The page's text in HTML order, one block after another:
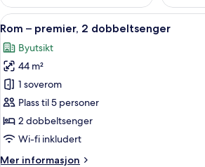
Åpne
alle
bildene
av
Rom
–
premier,
2
Sengetøy
4
Rom – premier, 2 dobbeltsenger
Byutsikt
44 m²
1 soverom
Plass til 5 personer
2 dobbeltsenger
Wi-fi inkludert
Mer informasjon
Mer